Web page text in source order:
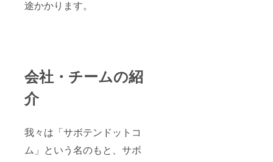
途かかります。
会社・チームの紹
介
我々は「サボテンドットコ
ム」という名のもと、サボ